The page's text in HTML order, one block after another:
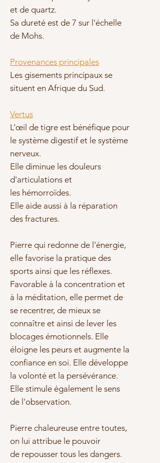
et de quartz.
Sa dureté est de 7 sur l'échelle
de Mohs.
Provenances principales
Les gisements principaux se
situent en Afrique du Sud.
Vertus
L’œil de tigre est bénéfique pour
le système digestif et le système
nerveux.
Elle diminue les douleurs
d'articulations et
les hémorroïdes.
Elle aide aussi à la réparation
des fractures.
Pierre qui redonne de l'énergie,
elle favorise la pratique des
sports ainsi que les réflexes.
Favorable à la concentration et
à la méditation, elle permet de
se recentrer, de mieux se
connaître et ainsi de lever les
blocages émotionnels. Elle
éloigne les peurs et augmente la
confiance en soi. Elle développe
la volonté et la persévérance.
Elle stimule également le sens
de l'observation.
Pierre chaleureuse entre toutes,
on lui attribue le pouvoir
de repousser tous les dangers.